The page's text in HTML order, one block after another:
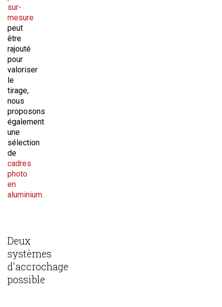
sur-
mesure
peut
être
rajouté
pour
valoriser
le
tirage,
nous
proposons
également
une
sélection
de
cadres
photo
en
aluminium.
Deux
systèmes
d'accrochage
possible